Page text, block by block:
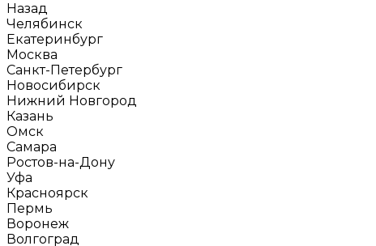
Назад
Челябинск
Екатеринбург
Москва
Санкт-Петербург
Новосибирск
Нижний Новгород
Казань
Омск
Самара
Ростов-на-Дону
Уфа
Красноярск
Пермь
Воронеж
Волгоград